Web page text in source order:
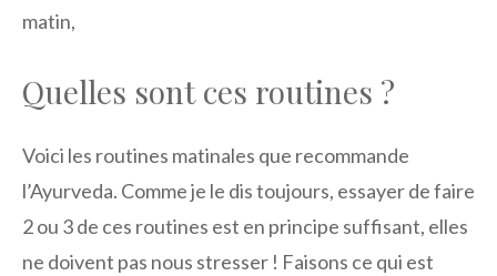
matin,
Quelles sont ces routines ?
Voici les routines matinales que recommande
l’Ayurveda. Comme je le dis toujours, essayer de faire
2 ou 3 de ces routines est en principe suffisant, elles
ne doivent pas nous stresser ! Faisons ce qui est